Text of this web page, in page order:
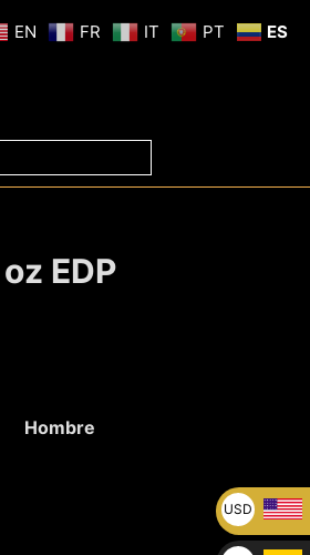
EDP
Hombre
EN FR IT PT ES
USD
U$